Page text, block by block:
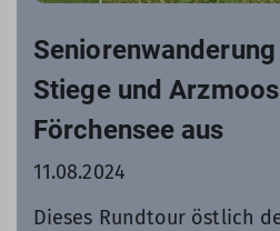
Stiege und
Förchensee aus
11.08.2024
Dieses Rundtour östlich